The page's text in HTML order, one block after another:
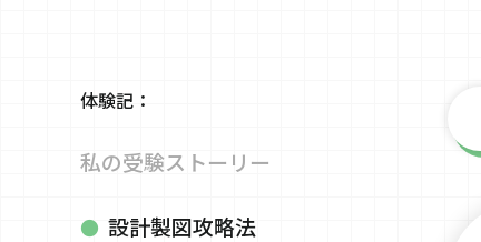
体験記：
私の受験ストーリー
設計製図攻略法